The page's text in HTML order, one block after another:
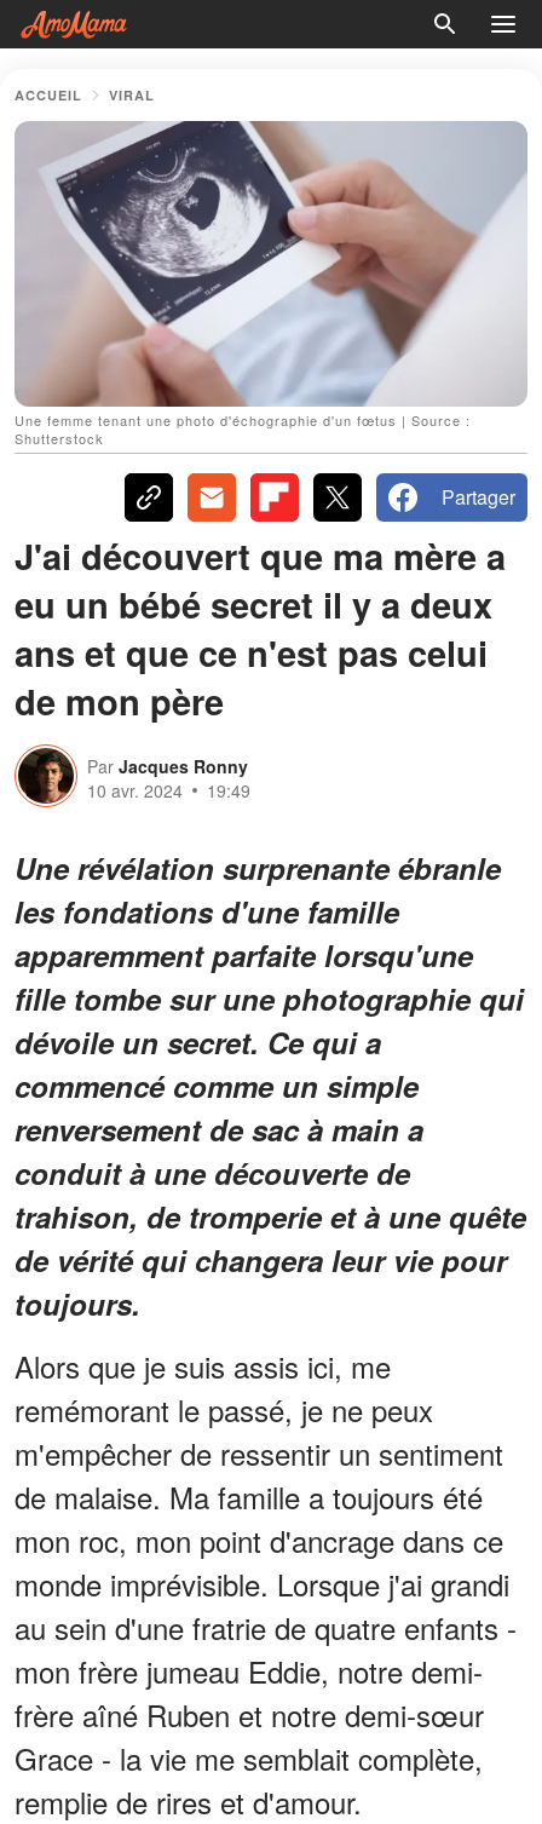
ACCUEIL VIRAL
Une femme tenant une photo d'échographie d'un fœtus | Source :
Shutterstock
Partager
J'ai découvert que ma mère a
eu un bébé secret il y a deux
ans et que ce n'est pas celui
de mon père
Par Jacques Ronny
10 avr. 2024
19:49
Une révélation surprenante ébranle
les fondations d'une famille
apparemment parfaite lorsqu'une
fille tombe sur une photographie qui
dévoile un secret. Ce qui a
commencé comme un simple
renversement de sac à main a
conduit à une découverte de
trahison, de tromperie et à une quête
de vérité qui changera leur vie pour
toujours.
Alors que je suis assis ici, me
remémorant le passé, je ne peux
m'empêcher de ressentir un sentiment
de malaise. Ma famille a toujours été
mon roc, mon point d'ancrage dans ce
monde imprévisible. Lorsque j'ai grandi
au sein d'une fratrie de quatre enfants -
mon frère jumeau Eddie, notre demi-
frère aîné Ruben et notre demi-sœur
Grace - la vie me semblait complète,
remplie de rires et d'amour.